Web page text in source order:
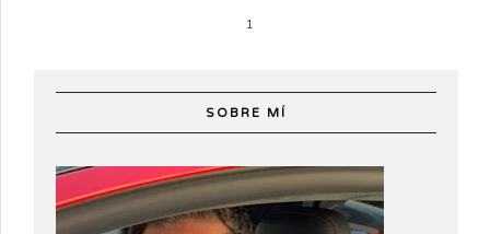
1
SOBRE MÍ